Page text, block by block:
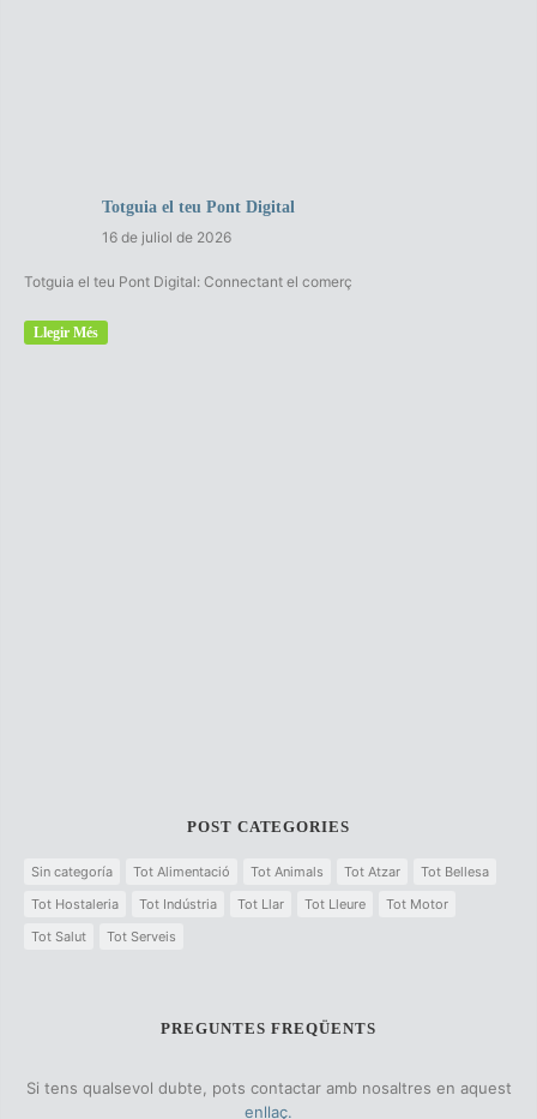
Totguia el teu Pont Digital
16 de juliol de 2026
Totguia el teu Pont Digital: Connectant el comerç
Llegir Més
POST CATEGORIES
Sin categoría Tot Alimentació Tot Animals Tot Atzar
Tot Bellesa
Tot Hostaleria
Tot Indústria Tot Llar Tot Lleure
Tot Motor
Tot Salut
Tot Serveis
PREGUNTES FREQÜENTS
Si tens qualsevol dubte, pots contactar amb nosaltres en aquest
enllaç.